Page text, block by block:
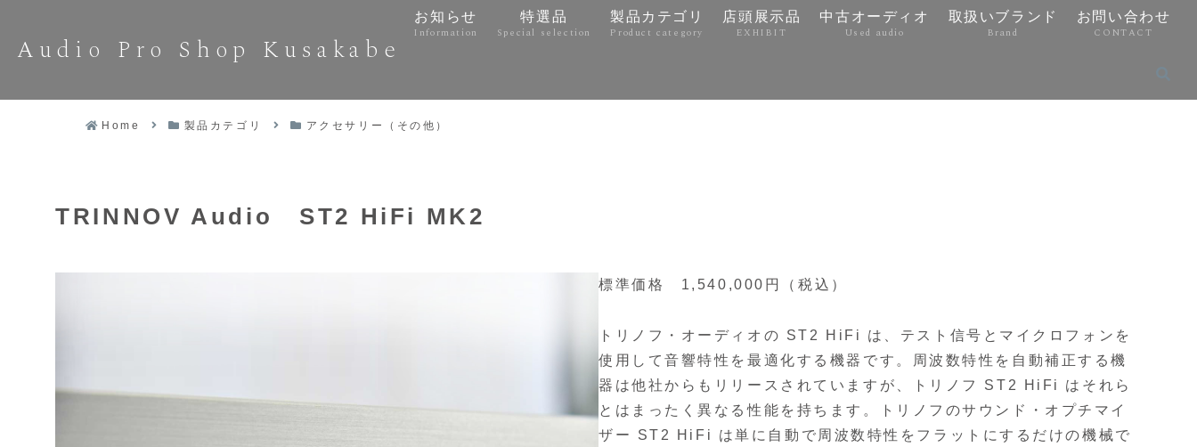
Audio Pro Shop Kusakabe
お知らせ
Information
特選品
Special selection
製品カテゴリ
Product category
店頭展示品
EXHIBIT
中古オーディオ
Used audio
取扱いブランド
Brand
お問い合わせ
CONTACT
Home 製品カテゴリ アクセサリー（その他）
TRINNOV Audio ST2 HiFi MK2
標準価格 1,540,000円（税込）
トリノフ・オーディオの ST2 HiFi は、テスト信号とマイクロフォンを
使用して音響特性を最適化する機器です。周波数特性を自動補正する機
器は他社からもリリースされていますが、トリノフ ST2 HiFi はそれら
とはまったく異なる性能を持ちます。トリノフのサウンド・オプチマイ
ザー ST2 HiFi は単に自動で周波数特性をフラットにするだけの機械で